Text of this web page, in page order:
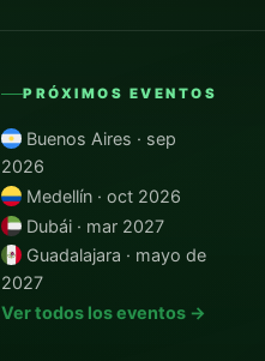
PRÓXIMOS EVENTOS
Buenos Aires · sep
2026
Medellín · oct 2026
Dubái · mar 2027
Guadalajara · mayo de
2027
Ver todos los eventos →